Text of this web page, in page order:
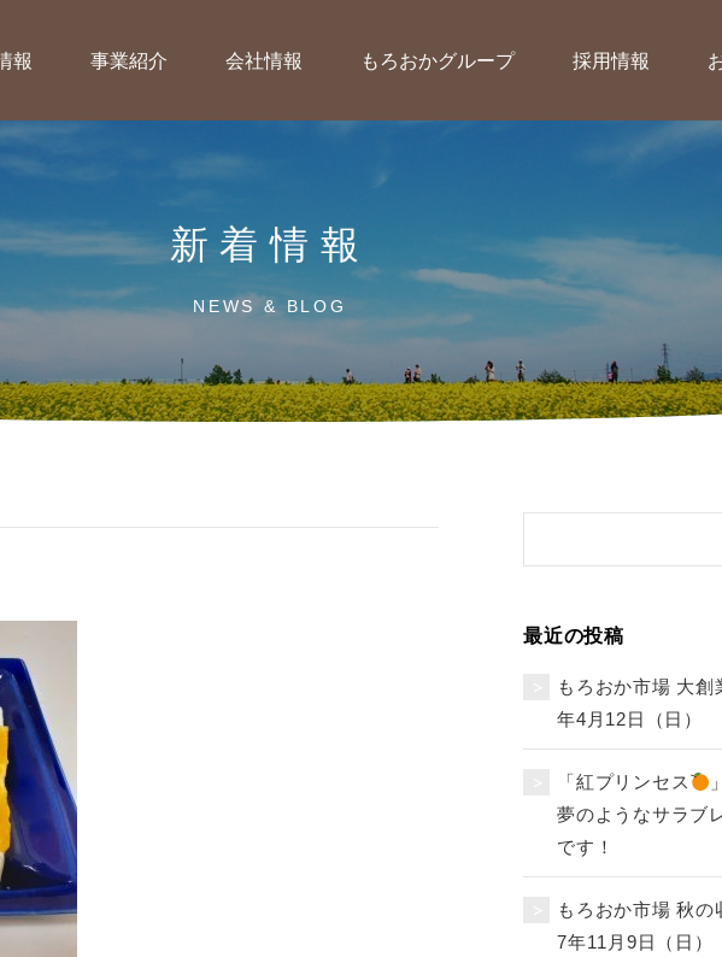
報 事業紹介 会社情報 もろおかグループ 採用情報
新着情報
NEWS & BLOG
最近の投稿
もろおか市場 大創
年4月12日（日）
「紅プリンセス
夢のようなサラブ
です！
もろおか市場 秋の
7年11月9日（日）